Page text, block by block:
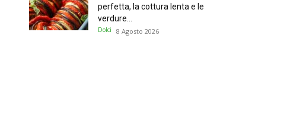
perfetta, la cottura lenta e le
verdure...
Dolci 8 Agosto 2026